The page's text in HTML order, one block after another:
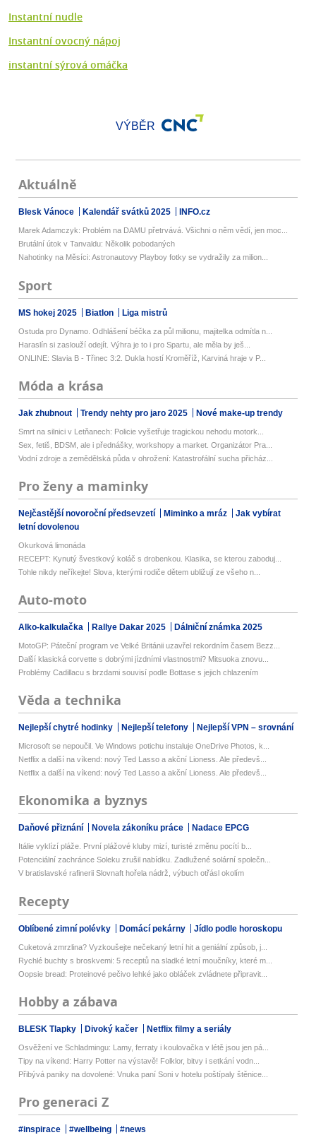
Instantní nudle
Instantní ovocný nápoj
instantní sýrová omáčka
VÝBĚR
Aktuálně
Blesk Vánoce Kalendář svátků 2025 INFO.cz
Marek Adamczyk: Problém na DAMU přetrvává. Všichni o něm vědí, jen moc...
Brutální útok v Tanvaldu: Několik pobodaných
Nahotinky na Měsíci: Astronautovy Playboy fotky se vydražily za milion...
Sport
MS hokej 2025 Biatlon Liga mistrů
Ostuda pro Dynamo. Odhlášení béčka za půl milionu, majitelka odmítla n...
Haraslín si zaslouží odejít. Výhra je to i pro Spartu, ale měla by ješ...
ONLINE: Slavia B - Třinec 3:2. Dukla hostí Kroměříž, Karviná hraje v P...
Móda a krása
Jak zhubnout Trendy nehty pro jaro 2025 Nové make-up trendy
Smrt na silnici v Letňanech: Policie vyšetřuje tragickou nehodu motork...
Sex, fetiš, BDSM, ale i přednášky, workshopy a market. Organizátor Pra...
Vodní zdroje a zemědělská půda v ohrožení: Katastrofální sucha přicház...
Pro ženy a maminky
Nejčastější novoroční předsevzetí Miminko a mráz
Jak vybírat
letní dovolenou
Okurková limonáda
RECEPT: Kynutý švestkový koláč s drobenkou. Klasika, se kterou zaboduj...
Tohle nikdy neříkejte! Slova, kterými rodiče dětem ubližují ze všeho n...
Auto-moto
Alko-kalkulačka Rallye Dakar 2025 Dálniční známka 2025
MotoGP: Páteční program ve Velké Británii uzavřel rekordním časem Bezz...
Další klasická corvette s dobrými jízdními vlastnostmi? Mitsuoka znovu...
Problémy Cadillacu s brzdami souvisí podle Bottase s jejich chlazením
Věda a technika
Nejlepší chytré hodinky Nejlepší telefony Nejlepší VPN – srovnání
Microsoft se nepoučil. Ve Windows potichu instaluje OneDrive Photos, k...
Netflix a další na víkend: nový Ted Lasso a akční Lioness. Ale předevš...
Netflix a další na víkend: nový Ted Lasso a akční Lioness. Ale předevš...
Ekonomika a byznys
Daňové přiznání Novela zákoníku práce Nadace EPCG
Itálie vyklízí pláže. První plážové kluby mizí, turisté změnu pocítí b...
Potenciální zachránce Soleku zrušil nabídku. Zadlužené solární společn...
V bratislavské rafinerii Slovnaft hořela nádrž, výbuch otřásl okolím
Recepty
Oblíbené zimní polévky Domácí pekárny Jídlo podle horoskopu
Cuketová zmrzlina? Vyzkoušejte nečekaný letní hit a geniální způsob, j...
Rychlé buchty s broskvemi: 5 receptů na sladké letní moučníky, které m...
Oopsie bread: Proteinové pečivo lehké jako obláček zvládnete připravit...
Hobby a zábava
BLESK Tlapky Divoký kačer Netflix filmy a seriály
Osvěžení ve Schladmingu: Lamy, ferraty i koulovačka v létě jsou jen pá...
Tipy na víkend: Harry Potter na výstavě! Folklor, bitvy i setkání vodn...
Přibývá paniky na dovolené: Vnuka paní Soni v hotelu poštípaly štěnice...
Pro generaci Z
#inspirace #wellbeing #news